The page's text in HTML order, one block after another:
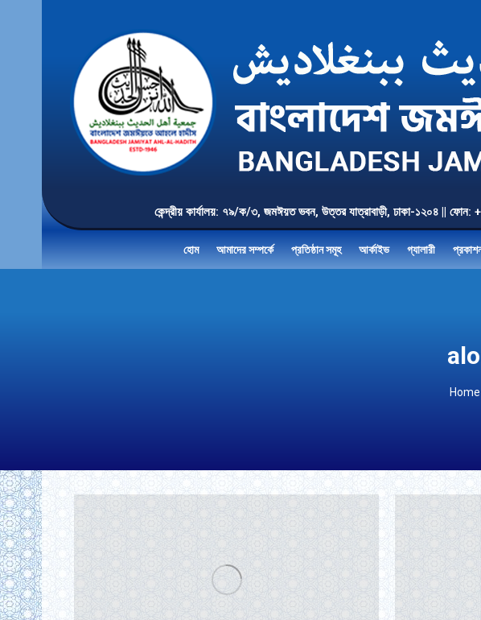
কেন্দ্রীয় কার্যালয়: ৭৯/ক/৩, জমঈয়ত ভবন, উত্তর যাত্রাবাড়ী, ঢাকা-
হোম আমাদের সম্পর্কে প্রতিষ্ঠান সমূহ আর্কাইভ গ্যালারী
You
Home